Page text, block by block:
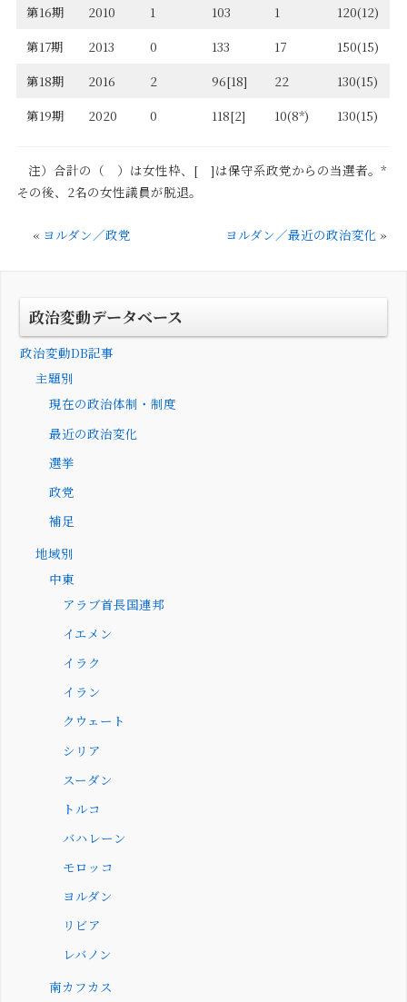
第16期 2010 1 103 1
120(12)
第17期
2013 0 133 17
150(15)
第18期
2016 2 96[18] 22
130(15)
第19期
2020 0 118[2] 10(8*) 130(15)
注）合計の（ ）は女性枠、[ ]は保守系政党からの当選者。*
その後、2名の女性議員が脱退。
« ヨルダン／政党 ヨルダン／最近の政治変化 »
政治変動データベース
政治変動DB記事
主題別
現在の政治体制・制度
最近の政治変化
選挙
政党
補足
地域別
中東
アラブ首長国連邦
イエメン
イラク
イラン
クウェート
シリア
スーダン
トルコ
バハレーン
モロッコ
ヨルダン
リビア
レバノン
南カフカス